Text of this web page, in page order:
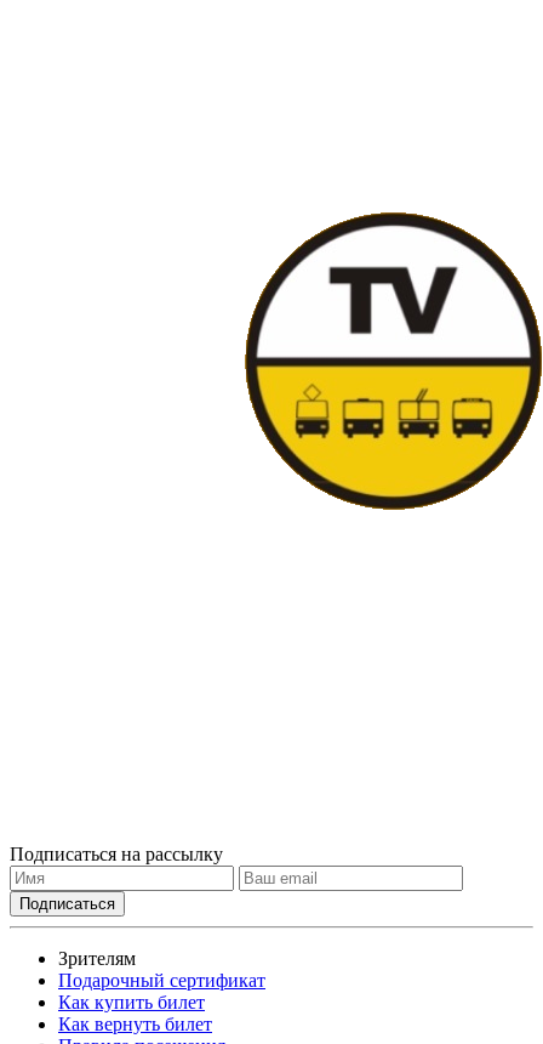
Подписаться на рассылку
Зрителям
Подарочный сертификат
Как купить билет
Как вернуть билет